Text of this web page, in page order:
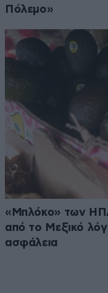
Πόλεμο»
«Μπλόκο» των
από το Μεξικό
ασφάλεια